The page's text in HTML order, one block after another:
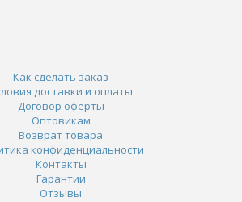
Как сделать заказ
доставки и оплаты
Договор оферты
Оптовикам
Возврат товара
конфиденциальности
Контакты
Гарантии
Отзывы